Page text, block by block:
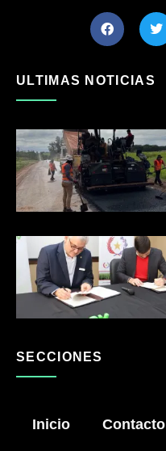
ULTIMAS NOTICIAS
SECCIONES
Inicio Contacto